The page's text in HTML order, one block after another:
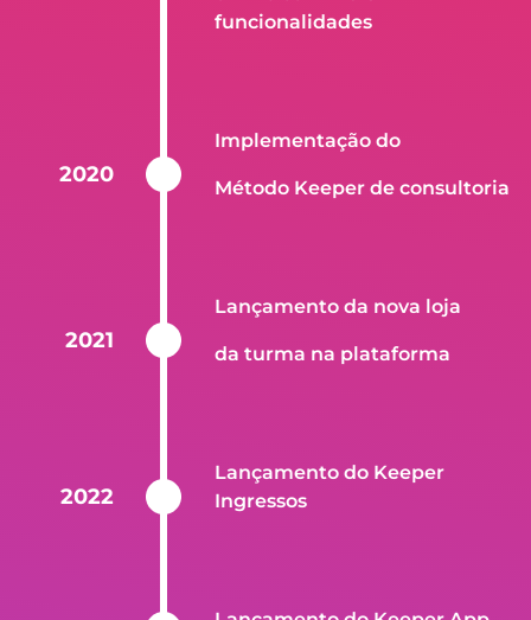
funcionalidades
Implementação do
Método Keeper de consultoria
2020
2021
Lançamento da nova loja
da turma na plataforma
Lançamento do Keeper
Ingressos
2022